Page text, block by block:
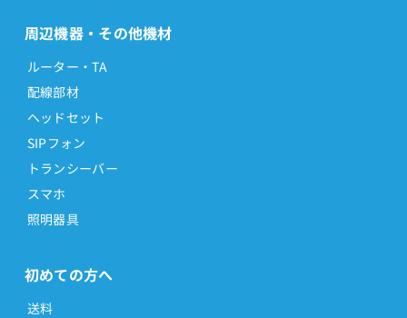
周辺機器・その他機材
ルーター・TA
配線部材
ヘッドセット
SIPフォン
トランシーバー
スマホ
照明器具
初めての方へ
送料